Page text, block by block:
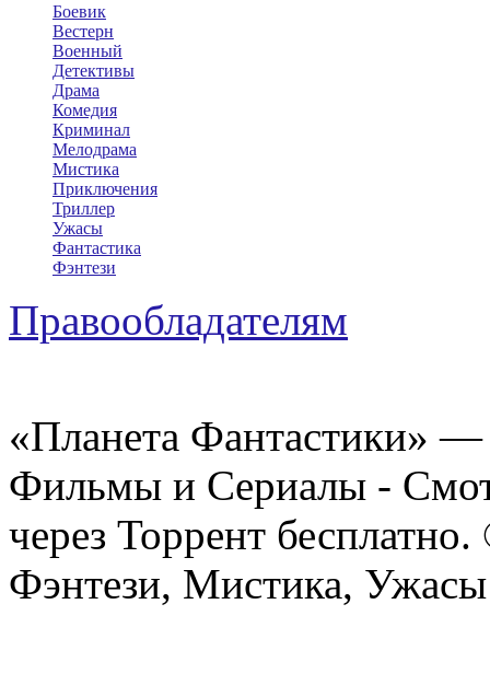
Боевик
Вестерн
Военный
Детективы
Драма
Комедия
Криминал
Мелодрама
Мистика
Приключения
Триллер
Ужасы
Фантастика
Фэнтези
Правообладателям
«Планета Фантастики»
Фильмы и Сериалы -
через Торрент
Фэнтези, Мистика,